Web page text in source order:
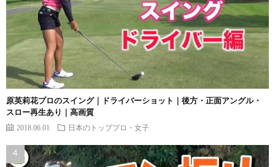
原英莉花プロのスイング｜ドライバーショット｜後方・正面アングル・
スロー再生あり｜高画質
2018.06.01 日本のトッププロ・女子